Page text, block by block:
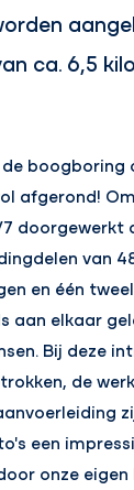
ca. 6,5
boogboring
afgerond!
doorgewerkt
van
en één
aan elkaar
Bij deze
de
een
onze